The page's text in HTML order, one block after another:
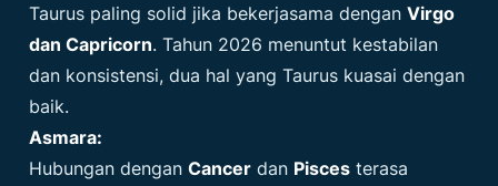
Taurus paling solid jika bekerjasama denganVirgo
dan Capricorn. Tahun 2026 menuntut kestabilan
dan konsistensi, dua hal yang Taurus kuasai dengan
baik.
Asmara:
Hubungan denganCancer dan Pisces terasa